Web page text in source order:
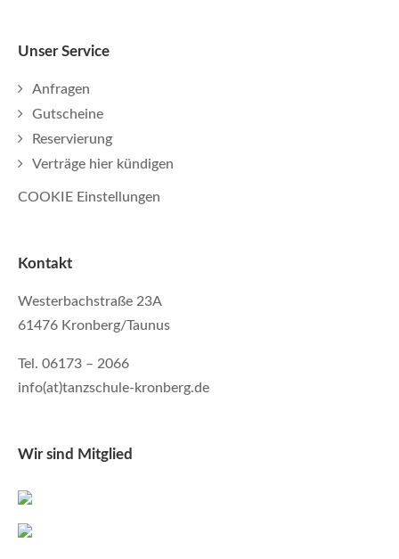
Unser Service
Anfragen
Gutscheine
Reservierung
Verträge hier kündigen
COOKIE Einstellungen
Kontakt
Westerbachstraße 23A
61476 Kronberg/Taunus
Tel. 06173 – 2066
info(at)tanzschule-kronberg.de
Wir sind Mitglied